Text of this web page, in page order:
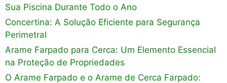
Sua Piscina Durante Todo o Ano
Concertina: A Solução Eficiente para Segurança
Perimetral
Arame Farpado para Cerca: Um Elemento Essencial
na Proteção de Propriedades
O Arame Farpado e o Arame de Cerca Farpado: